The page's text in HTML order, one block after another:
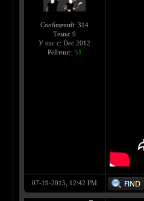
Сообщений: 314
Темы: 9
У нас с: Dec 2012
Рейтинг: 51
07-19-2015, 12:42 PM